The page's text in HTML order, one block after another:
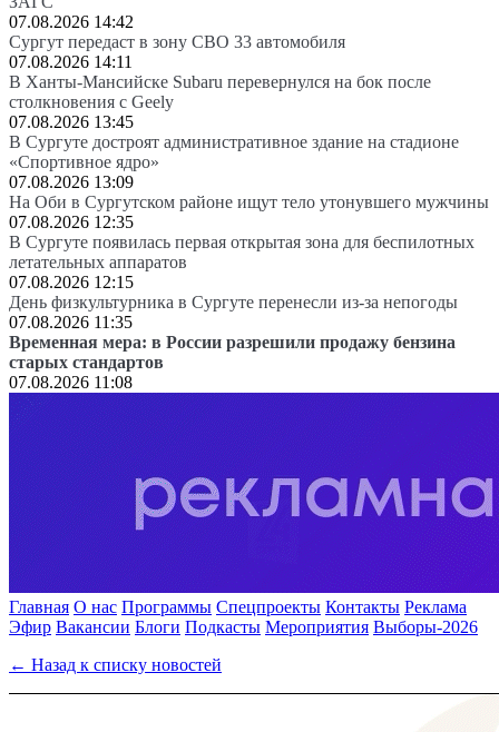
07.08.2026 14:42
Сургут передаст в зону СВО 33 автомобиля
07.08.2026 14:11
В Ханты-Мансийске Subaru перевернулся на бок после
столкновения с Geely
07.08.2026 13:45
В Сургуте достроят административное здание на стадионе
«Спортивное ядро»
07.08.2026 13:09
На Оби в Сургутском районе ищут тело утонувшего мужчины
07.08.2026 12:35
В Сургуте появилась первая открытая зона для беспилотных
летательных аппаратов
07.08.2026 12:15
День физкультурника в Сургуте перенесли из-за непогоды
07.08.2026 11:35
Временная мера: в России разрешили продажу бензина
старых стандартов
07.08.2026 11:08
Главная О нас Программы Спецпроекты Контакты Реклама
Эфир Вакансии Блоги Подкасты Мероприятия Выборы-2026
← Назад к списку новостей